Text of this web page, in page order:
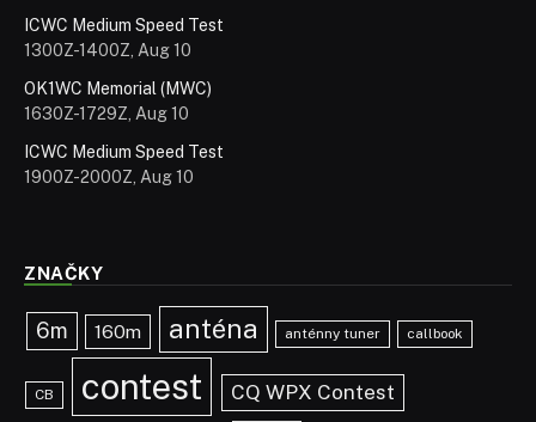
ICWC Medium Speed Test
1300Z-1400Z, Aug 10
OK1WC Memorial (MWC)
1630Z-1729Z, Aug 10
ICWC Medium Speed Test
1900Z-2000Z, Aug 10
ZNAČKY
6m 160m anténa anténny tuner callbook
CB contest CQ WPX Contest